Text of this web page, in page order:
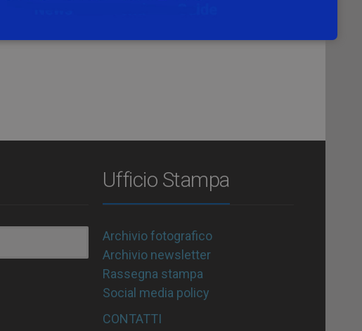
Ufficio Stampa
Archivio fotografico
Archivio newsletter
Rassegna stampa
Social media policy
CONTATTI